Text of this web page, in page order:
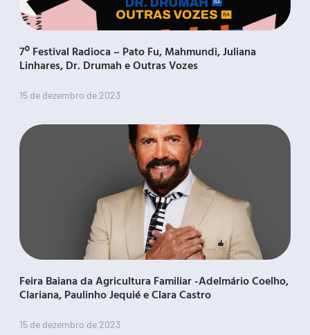
7º Festival Radioca – Pato Fu, Mahmundi, Juliana
Linhares, Dr. Drumah e Outras Vozes
15 de dezembro de 2023
Feira Baiana da Agricultura Familiar -Adelmário Coelho,
Clariana, Paulinho Jequié e Clara Castro
15 de dezembro de 2023